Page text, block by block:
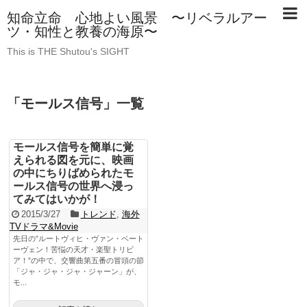
知命立命 心地よい風景 〜リベラルアー
ツ・知性と教養の海原〜
This is THE Shutou's SIGHT
「 モールス信号 」 一覧
モールス信号を簡単に覚
えられる図を元に、映画
の中にちりばめられたモ
ールス信号の世界へ浸っ
てみてはいかが！
2015/3/27 トレンド 海外
TVドラマ&Movie
先日の”ルートヴィヒ・ヴァン・ベート
ーヴェン！苦悩の天才・楽聖トリビ
ア！”の中で、交響曲第五番の冒頭の節
「ジャ・ジャ・ジャ・ジャーン」が、
モ...